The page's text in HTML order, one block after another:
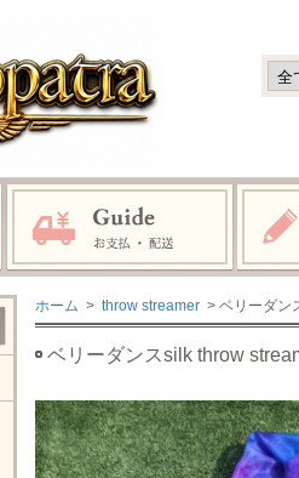
ホーム > throw streamer > ベリーダン
ベリーダンスsilk throw